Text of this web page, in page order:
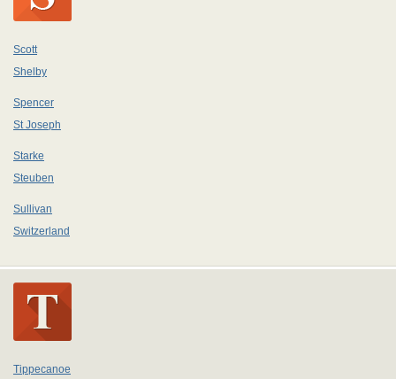
Scott
Shelby
Spencer
St Joseph
Starke
Steuben
Sullivan
Switzerland
Tippecanoe